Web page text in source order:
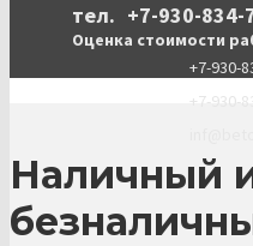
тел. +7-930-834-
Оценка стоимости
+7-930-
+7-930-
Наличный